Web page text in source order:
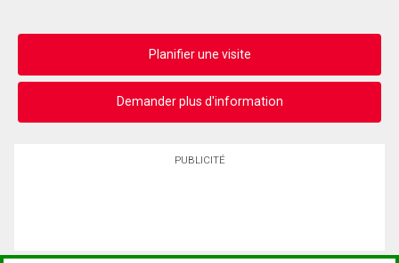
Planifier une visite
Demander plus d'information
PUBLICITÉ